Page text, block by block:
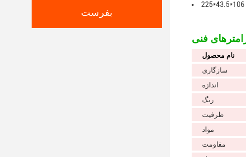
بفرست
نام محصول
سازگاری
اندازه
رنگ
ظرفیت
مواد
مقاومت